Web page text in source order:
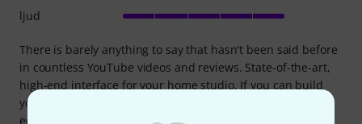
There is barely anything to say that hasn't been said before
in countless YouTube videos and reviews. State-of-the-art,
high-end interface for your home studio. If you can build
yourself a vocal or instrument chain within the UAD Apollo
ecosystem, then you will sound the same live and in the
ljud